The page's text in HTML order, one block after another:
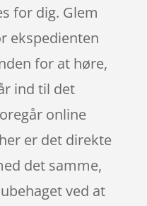
for dig. Glem
ekspedienten
for at høre,
ind til det
online
er det direkte
det samme,
ved at